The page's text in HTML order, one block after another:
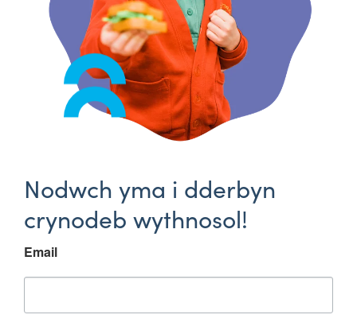
Nodwch yma i dderbyn
crynodeb wythnosol!
Email